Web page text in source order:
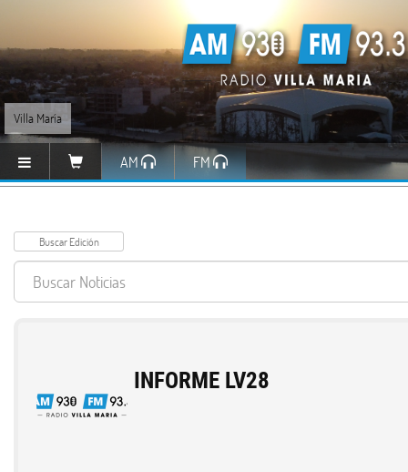
Villa María
AM FM
INFORME LV28